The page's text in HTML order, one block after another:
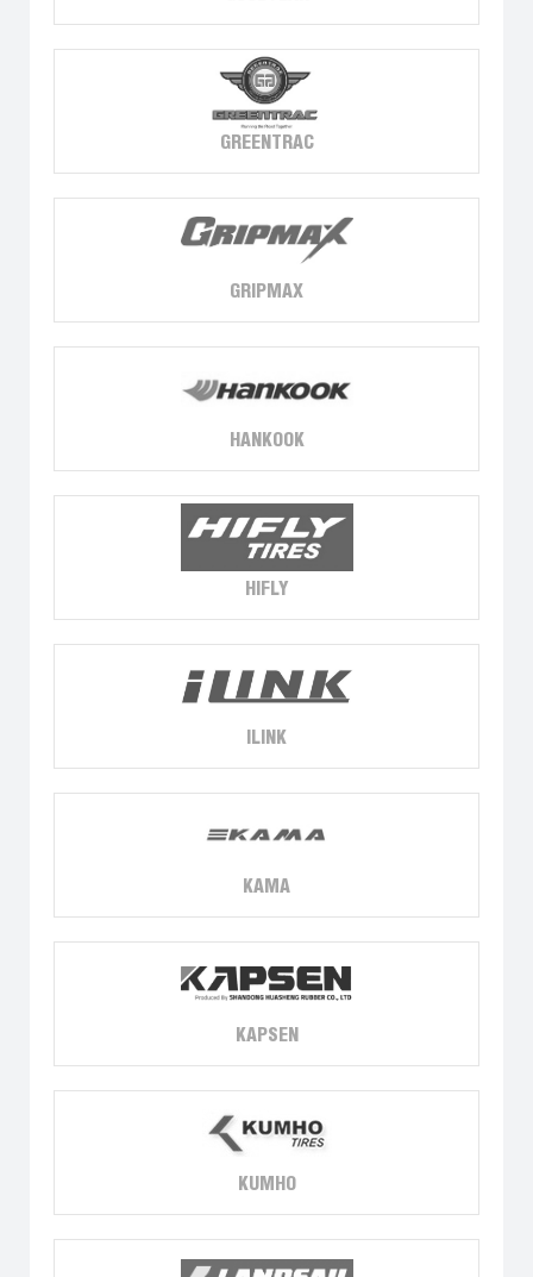
GREENTRAC
GRIPMAX
HANKOOK
HIFLY
ILINK
KAMA
KAPSEN
KUMHO